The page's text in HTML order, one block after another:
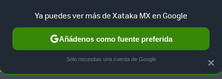
SELECCIÓN GAMING HOME AUTO TERRITORIO
×
Ya puedes ver más de Xataka MX en Google
Añádenos como fuente preferida
Solo necesitas una cuenta de Google